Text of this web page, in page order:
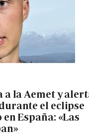
a la Aemet y
el eclipse
España: «Las